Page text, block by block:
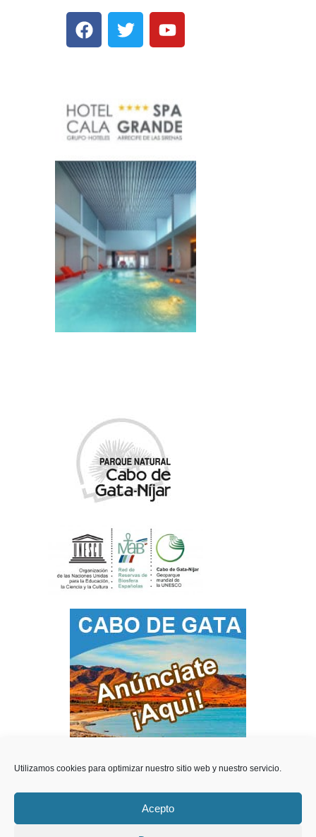
Utilizamos cookies para optimizar nuestro sitio web y nuestro servicio.
Acepto
Teléfonos de Interes Videos del Parque